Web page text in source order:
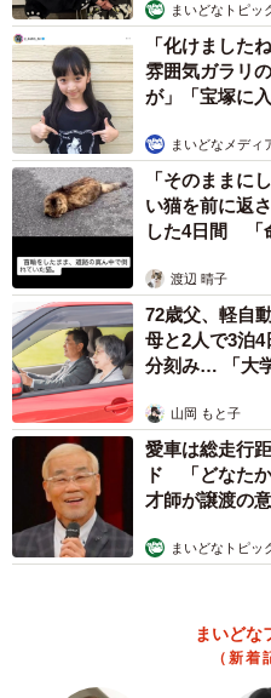
ーこの作品が生まれたきっか
SNSで作品を投稿していく
り」を目指したのがきっかけ
い！」という多くの人と共
をふんだんに盛り込めそう
た。
まいどなトピッ
「化けました
雰囲気ガラリ
が」「宝塚に入
まいどなメディ
「そのままに
い猫を前に返
した4日間 「
渡辺 晴子
72歳父、軽自
母と2人で3泊
分刻み… 「大
山岡 もと子
愛車は総走行
ド 「どなた
才師が譲渡の
まいどなトピッ
まいどな
（新着